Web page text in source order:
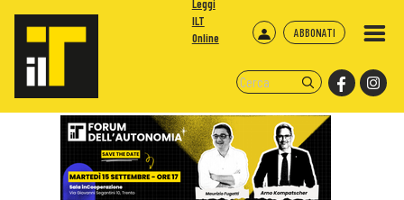
ABBONATI
Leggi
ILT
Online